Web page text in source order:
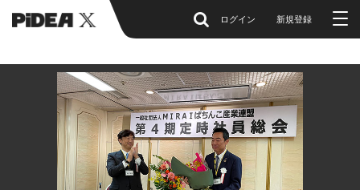
ログイン 新規登録